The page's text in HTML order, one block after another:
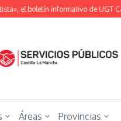
el boletín informativo de UGT
Áreas
Provincias